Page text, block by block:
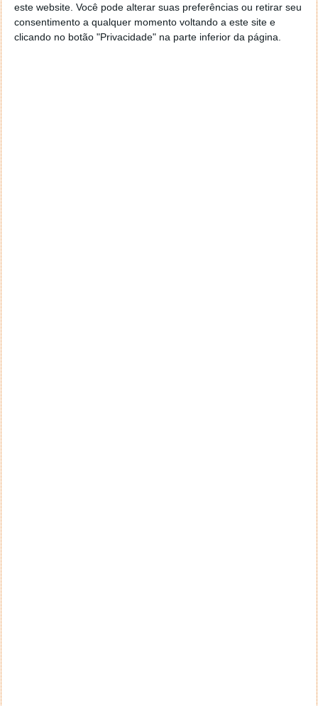
este website. Você pode alterar suas preferências ou retirar seu
consentimento a qualquer momento voltando a este site e
clicando no botão "Privacidade" na parte inferior da página.
WhatsApp ativou uma novidade e já não